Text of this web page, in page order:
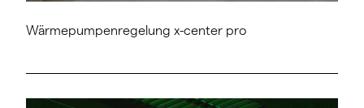
Wärmepumpenregelung x-center pro